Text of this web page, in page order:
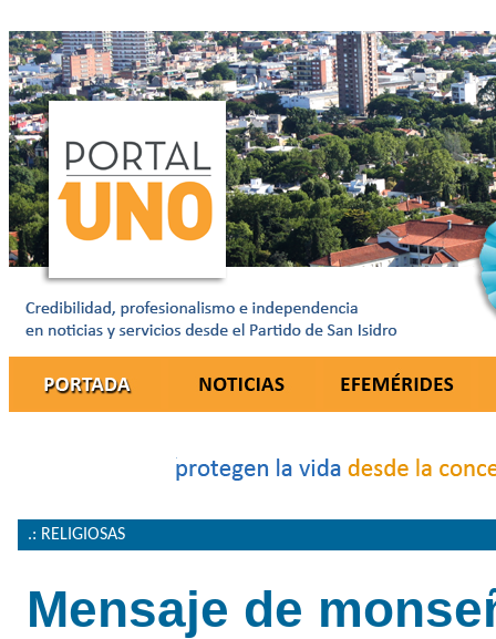
.: RELIGIOSAS
Mensaje de